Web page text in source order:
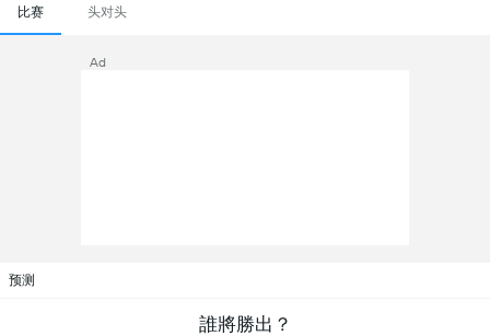
比赛 头对头
Ad
预测
誰將勝出？